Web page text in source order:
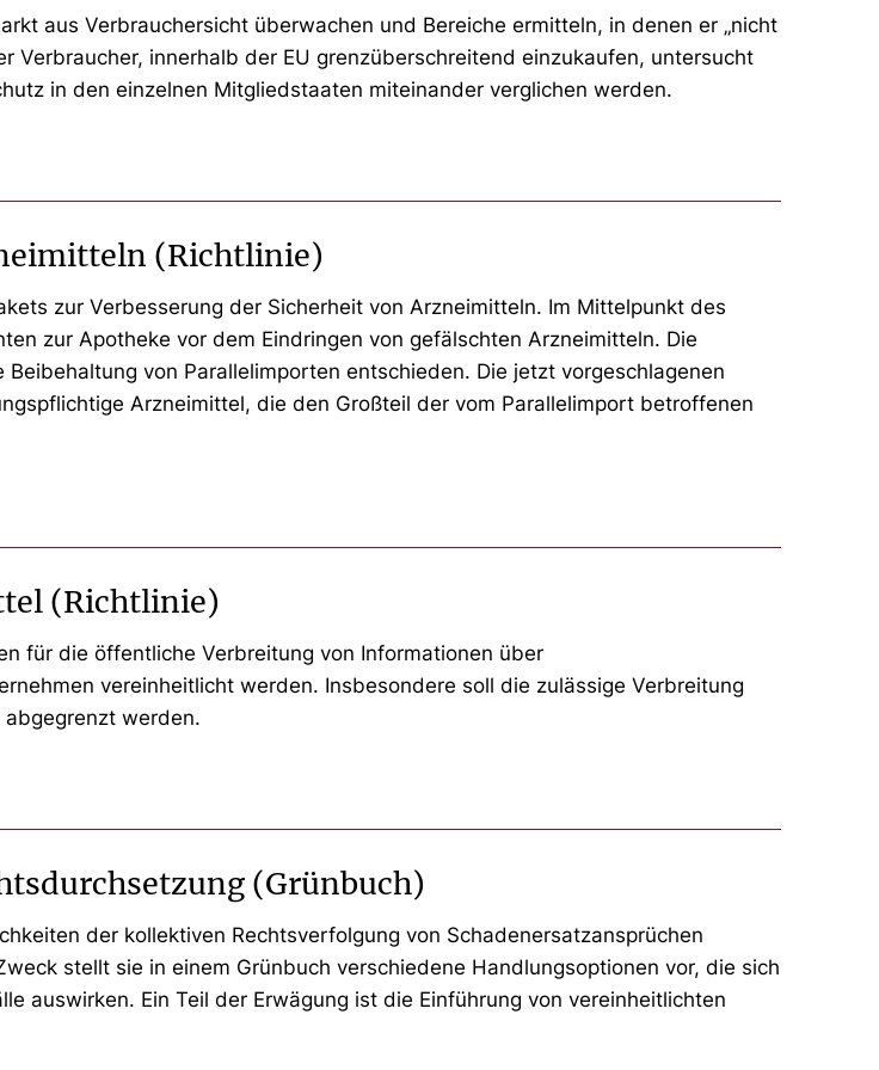
aus Verbrauchersicht überwachen und Bereiche ermitteln, in denen er „nicht
Verbraucher, innerhalb der EU grenzüberschreitend einzukaufen, untersucht
in den einzelnen Mitgliedstaaten miteinander verglichen werden.
(Richtlinie)
zur Verbesserung der Sicherheit von Arzneimitteln. Im Mittelpunkt des
zur Apotheke vor dem Eindringen von gefälschten Arzneimitteln. Die
von Parallelimporten entschieden. Die jetzt vorgeschlagenen
Arzneimittel, die den Großteil der vom Parallelimport betroffenen
(Richtlinie)
für die öffentliche Verbreitung von Informationen über
vereinheitlicht werden. Insbesondere soll die zulässige Verbreitung
werden.
(Grünbuch)
der kollektiven Rechtsverfolgung von Schadenersatzansprüchen
stellt sie in einem Grünbuch verschiedene Handlungsoptionen vor, die sich
auswirken. Ein Teil der Erwägung ist die Einführung von vereinheitlichten